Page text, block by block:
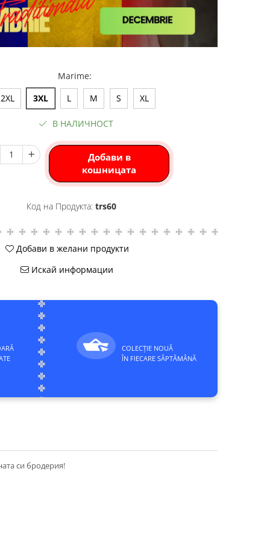
Marime:
2XL
3XL L M S XL
В НАЛИЧНОСТ
Добави в
кошницата
Код на Продукта: trs60
Добави в желани продукти
Искай информации
COLECȚIE NOUĂ
ÎN FIECARE SĂPTĂMÂNĂ
си бродерия!